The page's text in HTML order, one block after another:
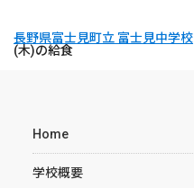
長野県富士見町立 富士見中学校
(木)の給食
Home
学校概要